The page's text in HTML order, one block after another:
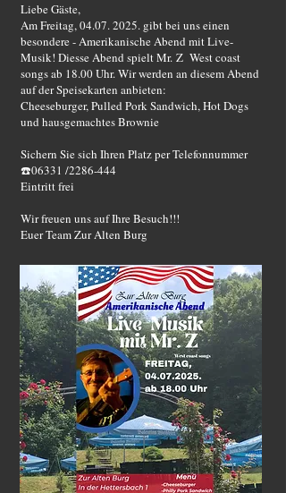
Liebe Gäste,
Am Freitag,04.07. 2025. gibt bei uns einen
besondere - Amerikanische Abend mit Live-
Musik! Diesse Abend spielt Mr. Z West coast
songs ab 18.00 Uhr. Wir werden an diesem Abend
auf der Speisekarten anbieten:
Cheeseburger, Pulled Pork Sandwich, Hot Dogs
und hausgemachtes Brownie
Sichern Sie sich Ihren Platz per Telefonnummer
☎️06331 /2286-444
Eintritt frei
Wir freuen uns auf Ihre Besuch!!!
Euer Team Zur Alten Burg